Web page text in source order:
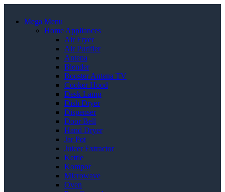
Mega Menu
Home Appliances
Air Fryer
Air Purifier
Antena
Blender
Booster Antena TV
Cooker Hood
Desk Lamp
Dish Dryer
Dispenser
Door Bell
Hand Dryer
Jar Pot
Juicer Extractor
Kettle
Kompor
Microwave
Oven